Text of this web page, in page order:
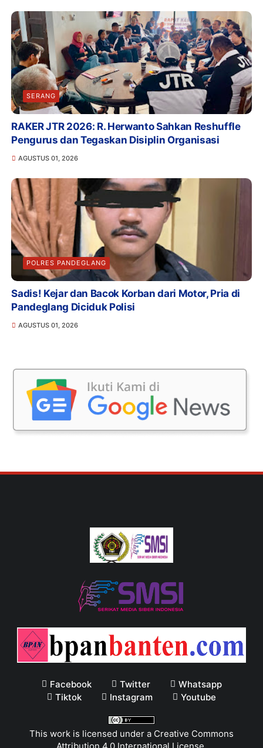
SERANG
RAKER JTR 2026: R. Herwanto Sahkan Reshuffle
Pengurus dan Tegaskan Disiplin Organisasi
AGUSTUS 01, 2026
POLRES PANDEGLANG
Sadis! Kejar dan Bacok Korban dari Motor, Pria di
Pandeglang Diciduk Polisi
AGUSTUS 01, 2026
Facebook Twitter
Whatsapp
Tiktok
Instagram Youtube
This work is licensed under a Creative Commons